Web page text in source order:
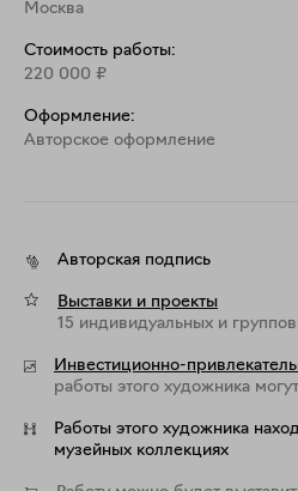
Москва
Стоимость работы:
220 000 ₽
Оформление:
Aвторское оформление
Авторская подпись
Выставки и проекты
15 индивидуальных и
Инвестиционно-
работы этого художника
Работы этого художника
музейных коллекциях